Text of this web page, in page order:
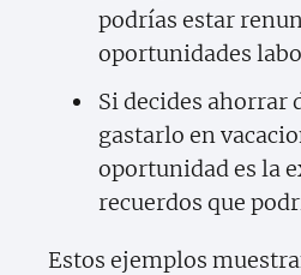
podrías estar
oportunidades
Si decides ahorrar
gastarlo en
oportunidad es la
recuerdos que
Estos ejemplos